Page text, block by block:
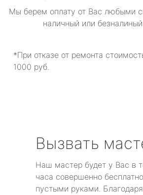
Мы берем оплату от Вас любыми
наличный или
*При отказе от ремонта
1000 руб.
Вызвать
Наш мастер будет у Вас в
часа совершенно
пустыми руками.